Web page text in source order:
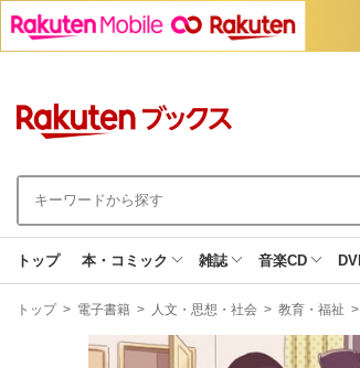
トップ 本・コミック 雑誌 音楽CD
現
トップ > 電子書籍 > 人文・思想・社会 > 教育・福祉 >